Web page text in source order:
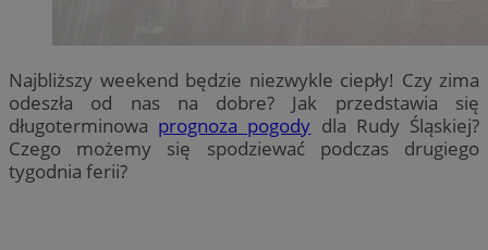
Najbliższy weekend będzie niezwykle ciepły! Czy zima
odeszła od nas na dobre? Jak przedstawia się
długoterminowa prognoza pogody dla Rudy Śląskiej?
Czego możemy się spodziewać podczas drugiego
tygodnia ferii?